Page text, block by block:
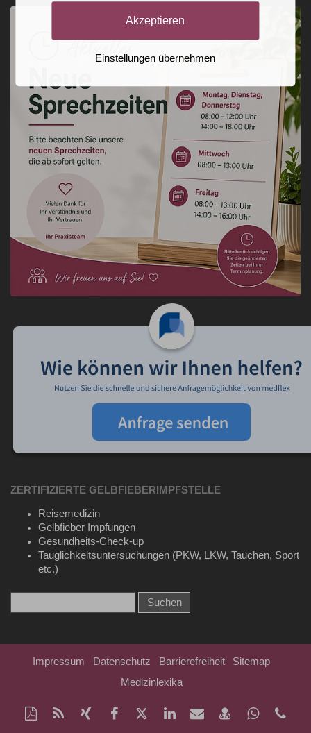
ZERTIFIZIERTE GELBFIEBERIMPFSTELLE
Reisemedizin
Gelbfieber Impfungen
Gesundheits-Check-up
Tauglichkeitsuntersuchungen (PKW, LKW, Tauchen, Sport
etc.)
Impressum Datenschutz Barrierefreiheit
Sitemap
Medizinlexika
Diese
Seite
RSS-
Feed
Auf
Xing
Auf
Facebook
Auf
Twitter
LinkedIn
Per
Mail
vCard
speichern
Auf
Whatsapp
Akzeptieren
Einstellungen übernehmen